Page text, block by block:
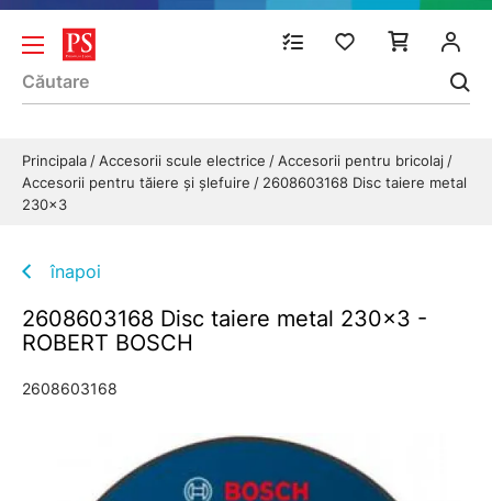
Principala Accesorii scule electrice
Accesorii pentru bricolaj
Accesorii pentru tăiere și șlefuire
2608603168 Disc taiere metal
230x3
înapoi
2608603168 Disc taiere metal 230x3 -
ROBERT BOSCH
2608603168